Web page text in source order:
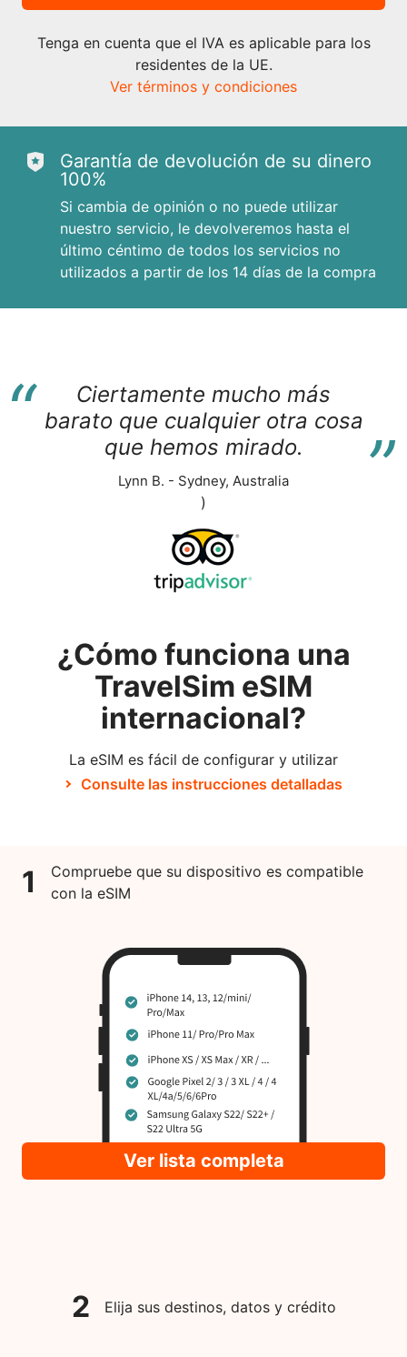
Tenga en cuenta que el IVA es aplicable para los
residentes de la UE.
Ver términos y condiciones
“
Ciertamente mucho más
barato que cualquier otra cosa
que hemos mirado.
“
Lynn B. - Sydney, Australia
)
Garantía de devolución de su dinero
100%
Si cambia de opinión o no puede utilizar
nuestro servicio, le devolveremos hasta el
último céntimo de todos los servicios no
utilizados a partir de los 14 días de la compra
¿Cómo funciona una
TravelSim eSIM
internacional?
La eSIM es fácil de configurar y utilizar
Consulte las instrucciones detalladas
1
Compruebe que su dispositivo es compatible
con la eSIM
Ver lista completa
2 Elija sus destinos, datos y crédito